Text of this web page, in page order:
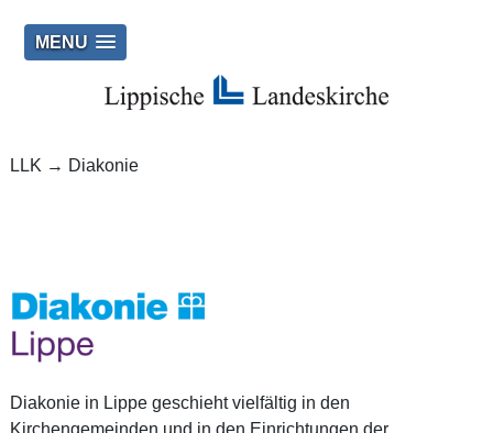
MENU
LLK → Diakonie
Diakonie in Lippe geschieht vielfältig in den